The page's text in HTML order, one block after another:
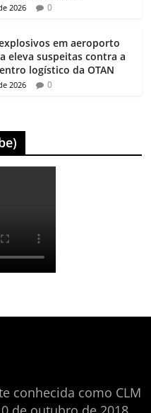
2026 0
em aeroporto
eleva suspeitas contra a
logístico da OTAN
2026 0
conhecida como CLM